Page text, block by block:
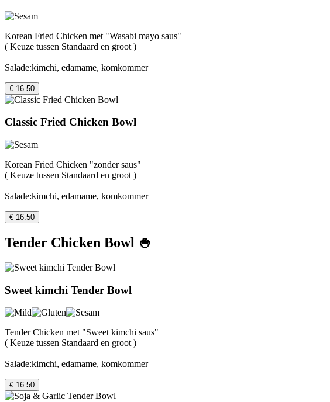
Korean Fried Chicken met "Wasabi mayo saus"
( Keuze tussen Standaard en groot )
Salade:kimchi, edamame, komkommer
€ 16.50
Classic Fried Chicken Bowl
Korean Fried Chicken "zonder saus"
( Keuze tussen Standaard en groot )
Salade:kimchi, edamame, komkommer
€ 16.50
Tender Chicken Bowl 🍚
Sweet kimchi Tender Bowl
Tender Chicken met "Sweet kimchi saus"
( Keuze tussen Standaard en groot )
Salade:kimchi, edamame, komkommer
€ 16.50